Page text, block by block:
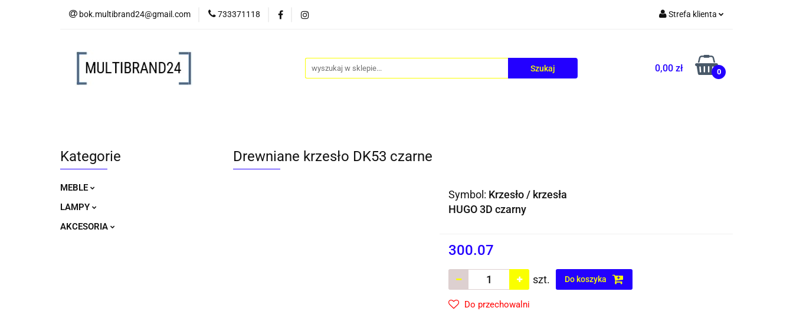
bok.multibrand24@gmail.com 733371118 Strefa klienta
Zarejestruj się
Dodaj zgłoszenie
0,00 zł 0
MEBLE LAMPY AKCESORIA
Kategorie
MEBLE
LAMPY
AKCESORIA
Drewniane krzesło DK53 czarne
Symbol: Krzesło / krzesła
HUGO 3D czarny
300.07
szt. Do koszyka
Do przechowalni